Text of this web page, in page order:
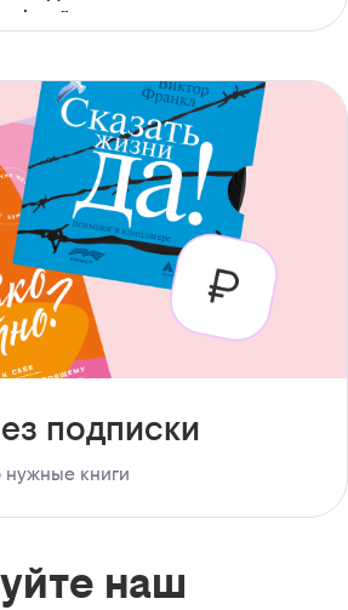
подписки
нужные книги
наш